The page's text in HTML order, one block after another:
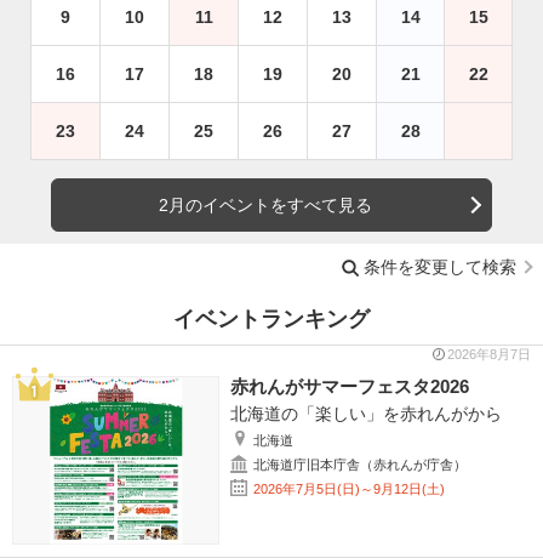
9 10 11 12 13 14 15
16 17 18 19 20 21 22
23 24 25 26 27 28
2月のイベントをすべて見る
条件を変更して検索
イベントランキング
2026年8月7日
赤れんがサマーフェスタ2026
北海道の「楽しい」を赤れんがから
北海道
北海道庁旧本庁舎（赤れんが庁舎）
2026年7月5日(日)～9月12日(土)